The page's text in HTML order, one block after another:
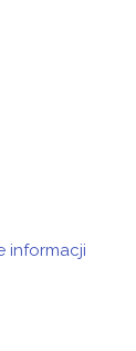
informacji